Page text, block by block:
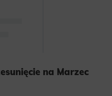
na Marzec